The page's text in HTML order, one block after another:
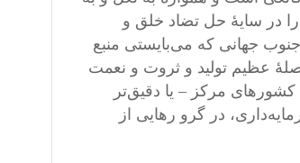
در سایۀ حل تضاد خلق و
جهانی که می‌بایستی منبع
عظیم تولید و ثروت و نعمت
مرکز – یا دقیق‌تر
در گرو رهایی از